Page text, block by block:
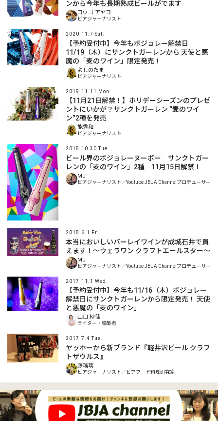
ンから今年も長期熟成ビールがでます
コウゴ アヤコ
ビアジャーナリスト
2020.11.7 Sat.
【予約受付中】今年もボジョレー解禁日
11/19（木）にサンクトガーレンから 天使と悪
魔の「麦のワイン」限定発売！
よしのたま
ビアジャーナリスト
2019.11.11 Mon.
【11月21日解禁！】ホリデーシーズンのプレゼ
ントにいかが？サンクトガーレン “麦のワイ
ン”2種を発売
能秀和
ビアジャーナリスト
2018.10.30 Tue.
ビール界のボジョレーヌーボー サンクトガー
レンの「麦のワイン」2種 11月15日解禁！
MJ
ビアジャーナリスト／Youtube JBJA Channelプロデューサー
2018.6.1 Fri.
本当においしいバーレイワインが成城石井で買
えます！～ウェラワン クラフトエールスター～
MJ
ビアジャーナリスト／Youtube JBJA Channelプロデューサー
2017.11.1 Wed.
【予約受付中】今年も11/16（木）ボジョレー
解禁日にサンクトガーレンから限定発売！ 天使
と悪魔の「麦のワイン」
山口 紗佳
ライター・編集者
2017.7.4 Tue.
ヤッホーから新ブランド『軽井沢ビール クラフ
トザウルス』
藤瑠璃
ビアジャーナリスト／ビアフード料理研究家